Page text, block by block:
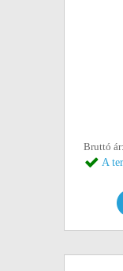
Bruttó
A